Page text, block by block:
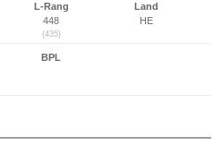
L-Rang
448
(435)
Land
HE
BPL